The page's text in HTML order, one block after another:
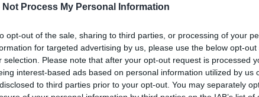
Not Process My Personal Information
opt-out of the sale, sharing to third parties, or processing of your
for targeted advertising by us, please use the below opt-out
selection. Please note that after your opt-out request is processed
interest-based ads based on personal information utilized by us
to third parties prior to your opt-out. You may separately
és Koniorczyk Borbála a Csemegepultban